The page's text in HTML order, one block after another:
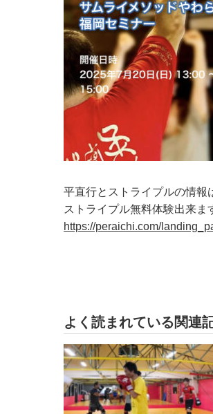
平直行とストライプルの情報
ストライプル無料体験出来ま
https://peraichi.com/
よく読まれている関連